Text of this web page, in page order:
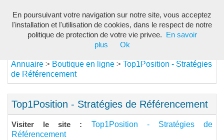
Annuaire > Boutique en ligne > Top1Position - Stratégies
de Référencement
Top1Position - Stratégies de Référencement
Visiter le site : Top1Position - Stratégies de
Référencement
En poursuivant votre navigation sur notre site, vous acceptez
l'installation et l'utilisation de cookies, dans le respect de notre
politique de protection de votre vie privee.
En savoir
plus
Ok